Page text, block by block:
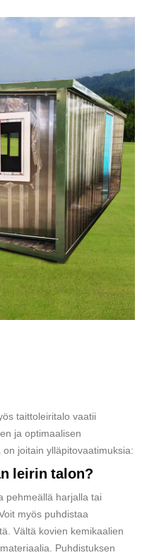
taittoleiritalo vaatii
ja optimaalisen
joitain ylläpitovaatimuksia:
leirin talon?
pehmeällä harjalla tai
myös puhdistaa
Vältä kovien kemikaalien
Puhdistuksen